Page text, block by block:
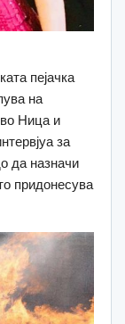
пејачка
на
во Ница и
за
да назначи
придонесува